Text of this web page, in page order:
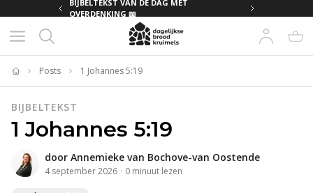
BIJBELTEKST VAN DE DAG MET
OVERDENKING 📖
Home
Posts 1 Johannes 5:19
BIJBELTEKST
1 Johannes 5:19
door Annemieke van Bochove-van Oostende
4 september 2026 · 0 minuut lezen